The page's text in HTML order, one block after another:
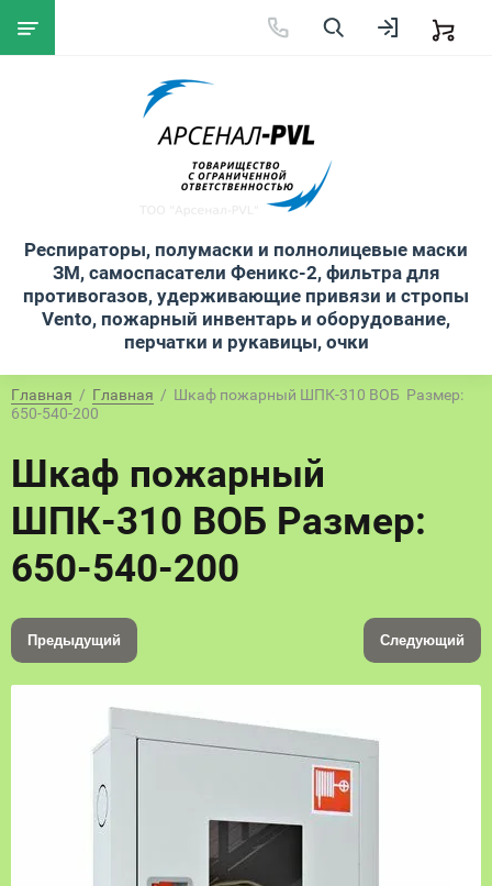
Респираторы, полумаски и полнолицевые маски
ЗМ, самоспасатели Феникс-2, фильтра для
противогазов, удерживающие привязи и стропы
Vento, пожарный инвентарь и оборудование,
перчатки и рукавицы, очки
Главная
  /
Главная
  /  Шкаф пожарный ШПК-310 ВОБ  Размер:
650-540-200
Шкаф пожарный
ШПК-310 ВОБ Размер:
650-540-200
Предыдущий Следующий